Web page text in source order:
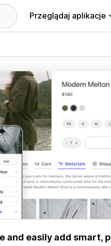
Przeglądaj aplikacje
and easily add smart,